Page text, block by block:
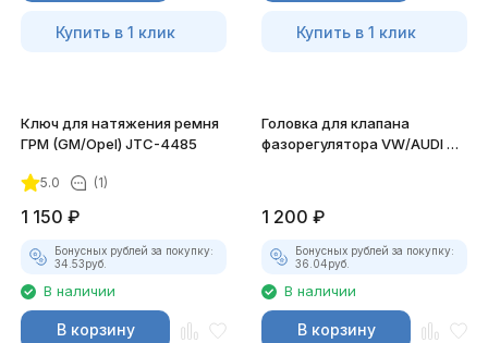
Купить в 1 клик Купить в 1 клик
Ключ для натяжения ремня
ГРМ (GM/Opel) JTC-4485
5.0 (1)
1 150 ₽
Бонусных рублей за покупку:
34.53руб.
В наличии
В корзину
Головка для клапана
фазорегулятора VW/AUDI дв.
1 200 ₽
Бонусных рублей за покупку:
36.04руб.
В наличии
В корзину